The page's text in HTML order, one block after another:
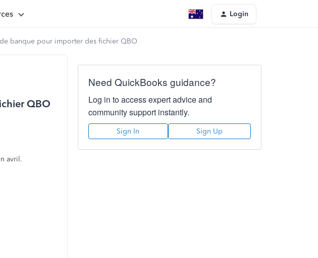
Login
banque pour importer des fichier QBO
QBO
avril.
Need QuickBooks guidance?
Log in to access expert advice and
community support instantly.
Sign In Sign Up